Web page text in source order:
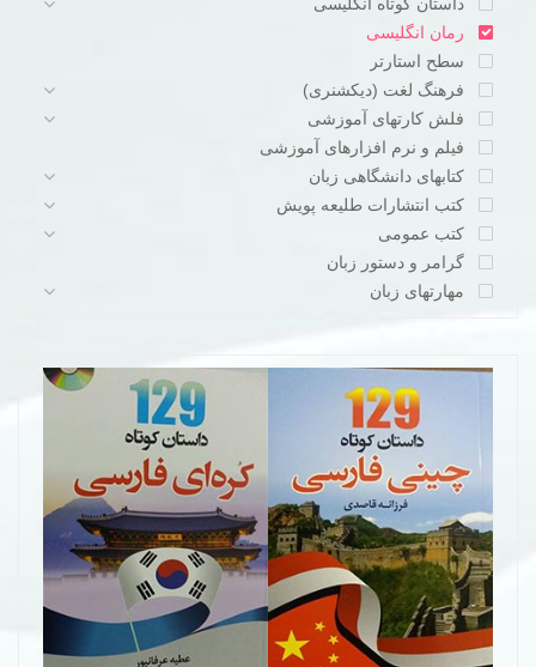
داستان کوتاه انگلیسی
رمان انگلیسی
سطح استارتر
فرهنگ لغت (دیکشنری)
فلش کارتهای آموزشی
فیلم و نرم افزارهای آموزشی
کتابهای دانشگاهی زبان
کتب انتشارات طلیعه پویش
کتب عمومی
گرامر و دستور زبان
مهارتهای زبان